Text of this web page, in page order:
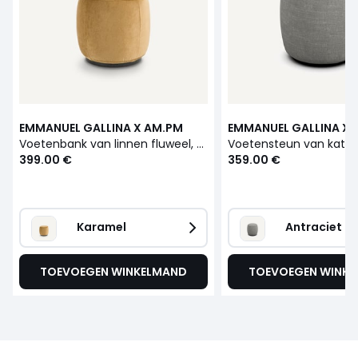
EMMANUEL GALLINA X AM.PM
Voetenbank van linnen fluweel, Rosebury, ontwerp Emmanuel Gallina
399.00 €
Karamel
TOEVOEGEN WINKELMAND
EMMANUEL GALLINA X
359.00 €
Antraciet
TOEVOEGEN